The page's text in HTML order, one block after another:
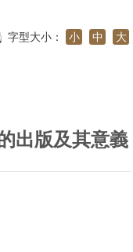
字型大小： 小 中 大
出版及其意義